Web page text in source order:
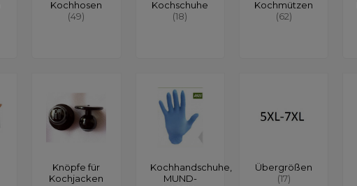
Kochhosen
(49)
Kochschuhe
(18)
Kochmützen
(62)
Knöpfe für
Kochjacken
Kochhandschuhe,
MUND-
Übergrößen
(17)